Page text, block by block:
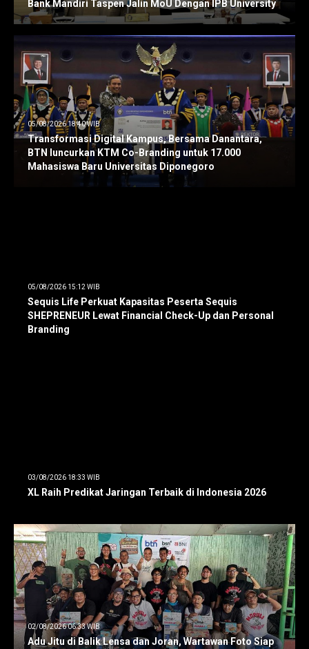
Bank Mandiri Taspen Jalin MoU Dengan IPB University
05/08/2026 18:40 WIB
Transformasi Digital Kampus, Bersama Danantara,
BTN luncurkan KTM Co-Branding untuk 17.000
Mahasiswa Baru Universitas Diponegoro
05/08/2026 15:12 WIB
Sequis Life Perkuat Kapasitas Peserta Sequis
SHEPRENEUR Lewat Financial Check-Up dan Personal
Branding
03/08/2026 18:33 WIB
XL Raih Predikat Jaringan Terbaik di Indonesia 2026
02/08/2026 06:33 WIB
Adu Jitu di Balik Lensa dan Joran, Wartawan Foto Siap